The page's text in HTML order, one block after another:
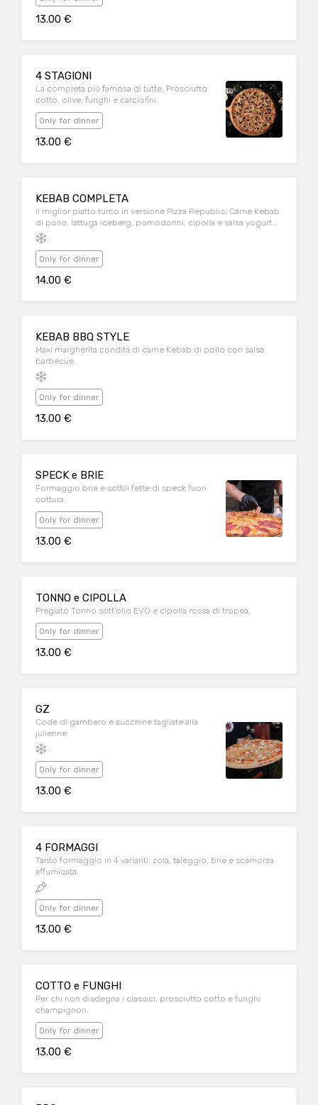
13.00 €
4 STAGIONI
La completa più famosa di tutte. Prosciutto
cotto, olive, funghi e carciofini.
Only for dinner
13.00 €
KEBAB COMPLETA
Il miglior piatto turco in versione Pizza Republic: Carne Kebab
di pollo, lattuga iceberg, pomodorini, cipolla e salsa yogurt
su una maxi pizza margherita.
Only for dinner
14.00 €
KEBAB BBQ STYLE
Maxi margherita condita di carne Kebab di pollo con salsa
barbecue.
Only for dinner
13.00 €
SPECK e BRIE
Formaggio brie e sottili fette di speck fuori
cottura.
Only for dinner
13.00 €
TONNO e CIPOLLA
Pregiato Tonno sott'olio EVO e cipolla rossa di tropea.
Only for dinner
13.00 €
GZ
Code di gambero e zucchine tagliate alla
julienne.
Only for dinner
13.00 €
4 FORMAGGI
Tanto formaggio in 4 varianti: zola, taleggio, brie e scamorza
affumicata.
Only for dinner
13.00 €
COTTO e FUNGHI
Per chi non disdegna i classici, prosciutto cotto e funghi
champignon.
Only for dinner
13.00 €